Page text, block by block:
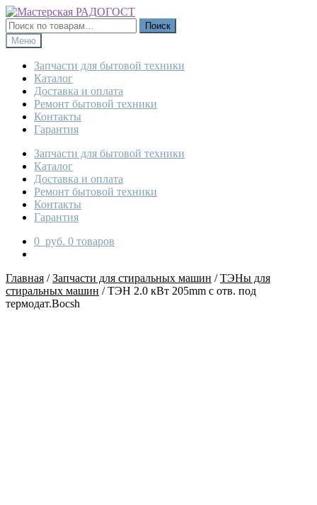
Перейти
к
навигации
Перейти
к
содержимому
Искать:
Поиск
Меню
Запчасти для бытовой техники
Каталог
Доставка и оплата
Ремонт бытовой техники
Контакты
Гарантия
Запчасти для бытовой техники
Каталог
Доставка и оплата
Ремонт бытовой техники
Контакты
Гарантия
0 руб. 0 товаров
Главная /Запчасти для стиральных машин /ТЭНы для
стиральных машин /ТЭН 2.0 кВт 205mm с отв. под
термодат.Bocsh